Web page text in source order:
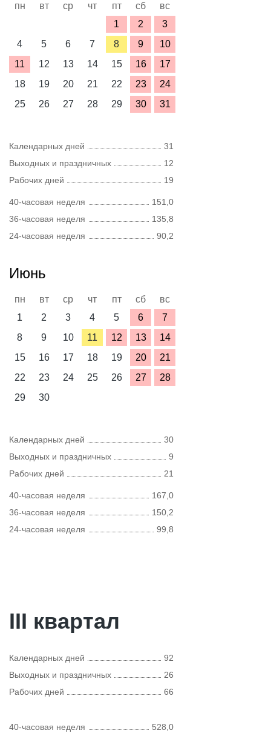
пн вт ср чт пт сб
вс
1
2
3
4
5 6 7 8 9
10
11
12 13 14 15 16
17
18
19 20 21 22 23
24
25
26 27 28 29 30 31
Календарных дней
31
Выходных и праздничных
12
Рабочих дней
19
40-часовая неделя
151,0
36-часовая неделя
135,8
24-часовая неделя
90,2
Июнь
пн вт ср чт пт сб
вс
1
2 3 4 5 6
7
8
9 10 11 12 13
14
15
16 17 18 19 20
21
22
23 24 25 26 27
28
29
30
Календарных дней
30
Выходных и праздничных
9
Рабочих дней
21
40-часовая неделя
167,0
36-часовая неделя
150,2
24-часовая неделя
99,8
III квартал
Календарных дней
92
Выходных и праздничных
26
Рабочих дней
66
40-часовая неделя 528,0